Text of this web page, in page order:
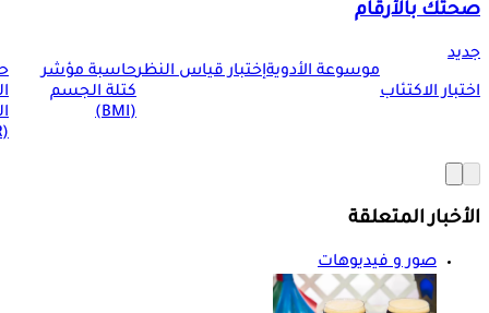
صحتك بالأرقام
جديد
اختبار الاكتئاب
موسوعة الأدويةإختبار قياس النظرحاسبة مؤشر
كتلة الجسم
(BMI)
(BMR)
الأخبار المتعلقة
صور و فيديوهات